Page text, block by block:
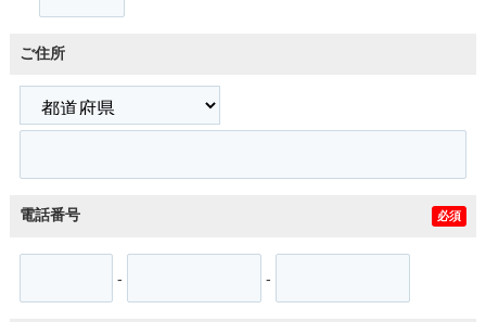
ご住所
電話番号 必須
- -